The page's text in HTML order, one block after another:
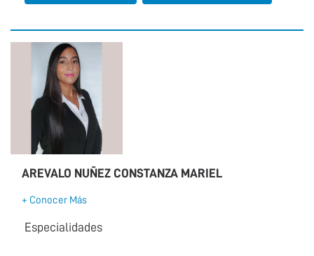
AREVALO NUÑEZ CONSTANZA MARIEL
+ Conocer Más
Especialidades